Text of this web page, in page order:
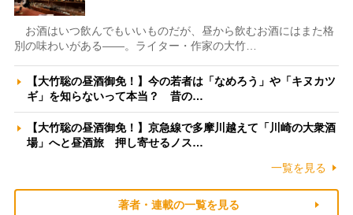
お酒はいつ飲んでもいいものだが、昼から飲むお酒にはまた格
別の味わいがある――。ライター・作家の大竹…
【大竹聡の昼酒御免！】今の若者は「なめろう」や「キヌカツ
ギ」を知らないって本当？ 昔の…
【大竹聡の昼酒御免！】京急線で多摩川越えて「川崎の大衆酒
場」へと昼酒旅 押し寄せるノス…
一覧を見る
著者・連載の一覧を見る